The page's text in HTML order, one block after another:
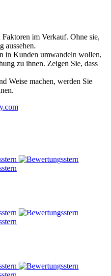
im Verkauf. Ohne sie,
aussehen.
in Kunden umwandeln wollen,
zu ihnen. Zeigen Sie, dass
Weise machen, werden Sie